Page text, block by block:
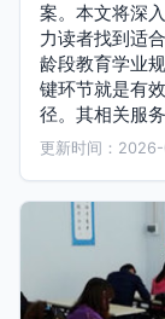
案。本文将深
力读者找到适
龄段教育学业
键环节就是有
径。其相关服
更新时间：